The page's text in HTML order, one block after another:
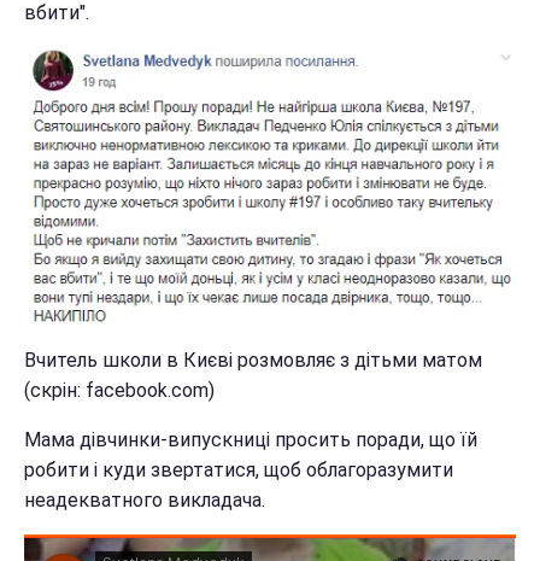
вбити".
Вчитель школи в Києві розмовляє з дітьми матом
(скрін: facebook.com)
Мама дівчинки-випускниці просить поради, що їй
робити і куди звертатися, щоб облагоразумити
неадекватного викладача.